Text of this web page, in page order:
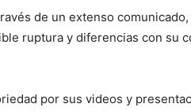
de un extenso
ruptura y diferencias con su
por sus videos y